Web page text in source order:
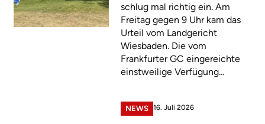
schlug mal richtig ein. Am
Freitag gegen 9 Uhr kam das
Urteil vom Landgericht
Wiesbaden. Die vom
Frankfurter GC eingereichte
einstweilige Verfügung...
NEWS 16. Juli 2026